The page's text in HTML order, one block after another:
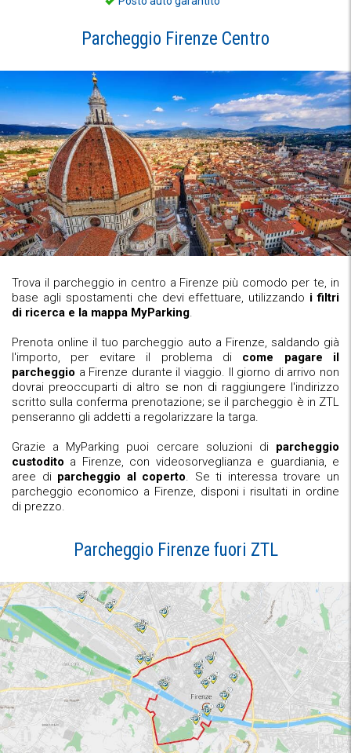
Parcheggio Firenze Centro
Trova il parcheggio in centro a Firenze più comodo per te, in
base agli spostamenti che devi effettuare, utilizzando i filtri
di ricerca e la mappa MyParking.
Prenota online il tuo parcheggio auto a Firenze, saldando già
l'importo, per evitare il problema di come pagare il
parcheggio a Firenze durante il viaggio. Il giorno di arrivo non
dovrai preoccuparti di altro se non di raggiungere l'indirizzo
scritto sulla conferma prenotazione; se il parcheggio è in ZTL
penseranno gli addetti a regolarizzare la targa.
Grazie a MyParking puoi cercare soluzioni di parcheggio
custodito a Firenze, con videosorveglianza e guardiania, e
aree di parcheggio al coperto. Se ti interessa trovare un
parcheggio economico a Firenze, disponi i risultati in ordine
di prezzo.
Parcheggio Firenze fuori ZTL